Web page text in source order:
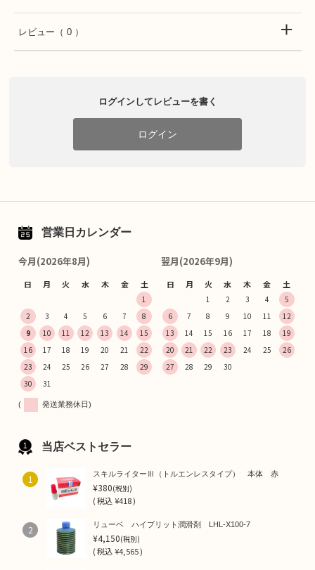
レビュー （ 0 ）
ログインしてレビューを書く
ログイン
営業日カレンダー
今月(2026年8月)
日 月 火 水 木 金 土
1
2
3 4 5 6 7
8
9
10 11 12 13 14
15
16
17 18 19 20 21
22
23
24 25 26 27 28
29
30
31
翌月(2026年9月)
日 月 火 水 木 金 土
1 2 3 4
5
6
7 8 9 10 11
12
13
14 15 16 17 18
19
20
21 22 23 24 25
26
27
28 29 30
( 発送業務休日)
当店ベストセラー
1 スキルライターⅢ（トルエンレスタイプ） 本体 赤
¥380(税別)
(税込¥418 )
2 リューベ ハイブリット潤滑剤 LHL-X100-7
¥4,150(税別)
(税込¥4,565 )